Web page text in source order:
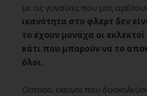
με τις γυναίκες που μας
ικανότητα στο φλερτ δεν
το έχουν μονάχα οι
κάτι που μπορούν να το
όλοι.
Ωστόσο, εκείνοι που